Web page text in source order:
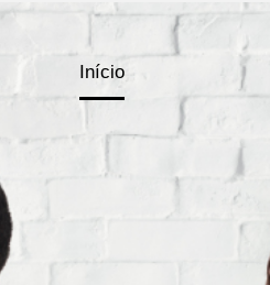
Início